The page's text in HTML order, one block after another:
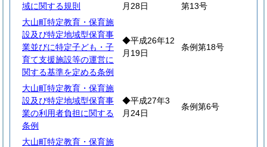
域に関する規則
月28日
第13号
大山町特定教育・保育施
設及び特定地域型保育事
業並びに特定子ども・子
育て支援施設等の運営に
関する基準を定める条例
◆平成26年12
月19日
条例第18号
大山町特定教育・保育施
設及び特定地域型保育事
業の利用者負担に関する
条例
◆平成27年3
月24日
条例第6号
大山町特定教育・保育施